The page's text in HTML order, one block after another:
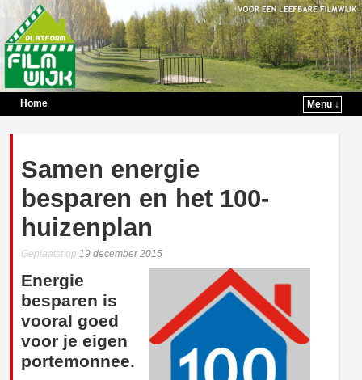
Home Menu ↓
Samen energie
besparen en het 100-
huizenplan
Geplaatst op 19 december 2015
Energie
besparen is
vooral goed
voor je eigen
portemonnee.